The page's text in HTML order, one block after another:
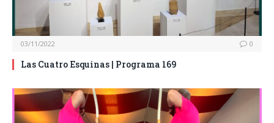
03/11/2022 0
Las Cuatro Esquinas | Programa 169